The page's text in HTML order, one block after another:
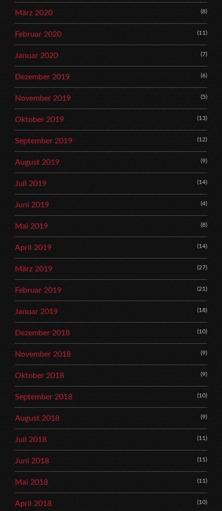
März 2020 (8)
Februar 2020 (11)
Januar 2020 (7)
Dezember 2019 (6)
November 2019 (5)
Oktober 2019 (13)
September 2019 (12)
August 2019 (9)
Juli 2019 (14)
Juni 2019 (4)
Mai 2019 (8)
April 2019 (14)
März 2019 (27)
Februar 2019 (21)
Januar 2019 (18)
Dezember 2018 (10)
November 2018 (9)
Oktober 2018 (9)
September 2018 (10)
August 2018 (9)
Juli 2018 (11)
Juni 2018 (11)
Mai 2018 (11)
April 2018 (10)